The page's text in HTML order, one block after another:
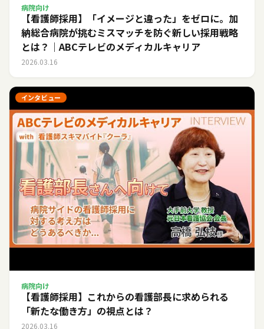
病院向け
【看護師採用】「イメージと違った」をゼロに。加
納総合病院が挑むミスマッチを防ぐ新しい採用戦略
とは？｜ABCテレビのメディカルキャリア
2026.03.16
インタビュー
病院向け
【看護師採用】これからの看護部長に求められる
「新たな働き方」の視点とは？
2026.03.16